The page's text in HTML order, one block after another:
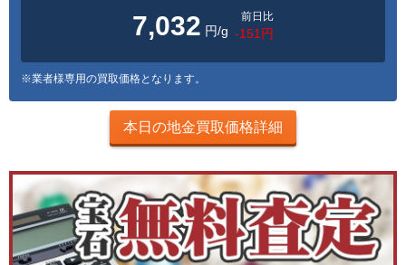
7,032 円/g
前日比
-151円
※業者様専用の買取価格となります。
本日の地金買取価格詳細